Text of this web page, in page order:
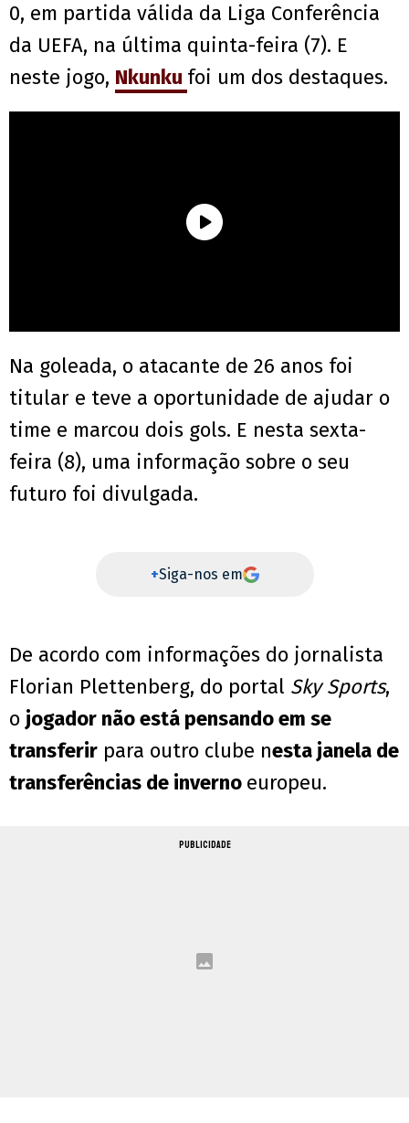
0, em partida válida da Liga Conferência
da UEFA, na última quinta-feira (7). E
neste jogo, Nkunku foi um dos destaques.
Na goleada, o atacante de 26 anos foi
titular e teve a oportunidade de ajudar o
time e marcou dois gols. E nesta sexta-
feira (8), uma informação sobre o seu
futuro foi divulgada.
+Siga-nos em
De acordo com informações do jornalista
Florian Plettenberg, do portal Sky Sports,
o jogador não está pensando em se
transferir para outro clube nesta janela de
transferências de inverno europeu.
PUBLICIDADE